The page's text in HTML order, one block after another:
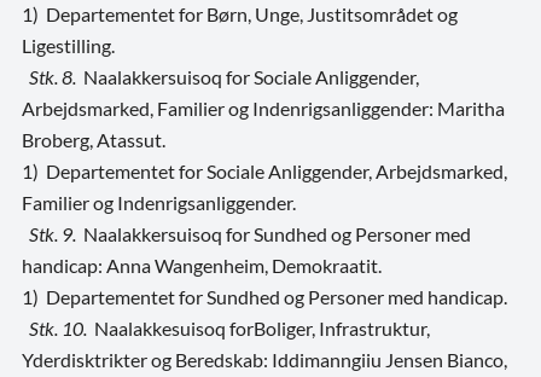
1) Departementet for Børn, Unge, Justitsområdet og
Ligestilling.
Stk. 8. Naalakkersuisoq for Sociale Anliggender,
Arbejdsmarked, Familier og Indenrigsanliggender: Maritha
Broberg, Atassut.
1) Departementet for Sociale Anliggender, Arbejdsmarked,
Familier og Indenrigsanliggender.
Stk. 9. Naalakkersuisoq for Sundhed og Personer med
handicap: Anna Wangenheim, Demokraatit.
1) Departementet for Sundhed og Personer med handicap.
Stk. 10. Naalakkesuisoq forBoliger, Infrastruktur,
Yderdisktrikter og Beredskab: Iddimanngiiu Jensen Bianco,